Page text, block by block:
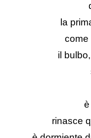
la
come
il
rinasce